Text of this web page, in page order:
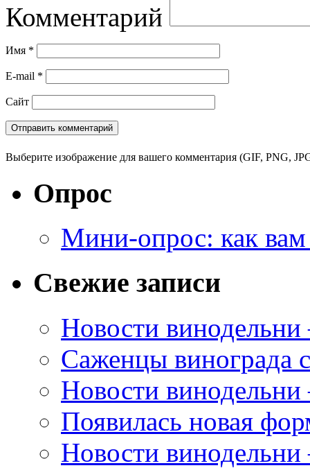
Комментарий
Имя *
E-mail *
Сайт
Выберите изображение для вашего комментария (GIF, PNG,
Опрос
Мини-опрос: как вам
Свежие записи
Новости
Саженцы винограда
Новости
Появилась новая
Новости